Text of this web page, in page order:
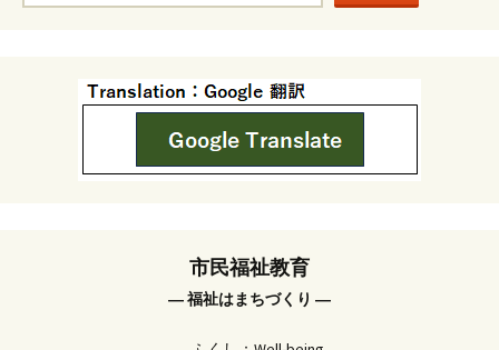
市民福祉教育
― 福祉はまちづくり ―